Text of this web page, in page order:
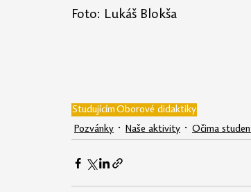
Foto: Lukáš Blokša
Studujícím Oborové didaktiky
Pozvánky
Naše aktivity Očima